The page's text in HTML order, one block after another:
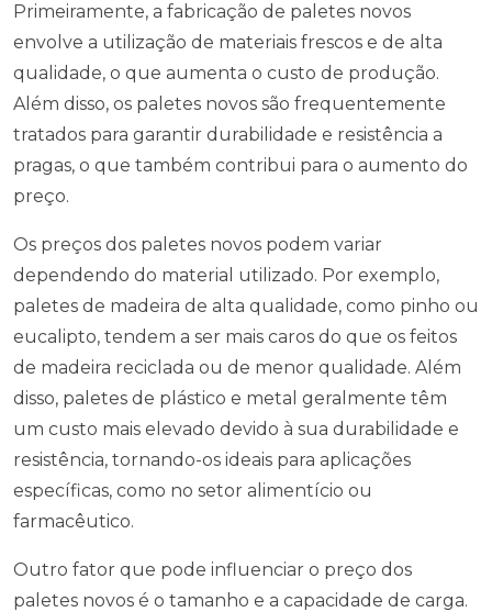
Primeiramente, a fabricação de paletes novos
envolve a utilização de materiais frescos e de alta
qualidade, o que aumenta o custo de produção.
Além disso, os paletes novos são frequentemente
tratados para garantir durabilidade e resistência a
pragas, o que também contribui para o aumento do
preço.
Os preços dos paletes novos podem variar
dependendo do material utilizado. Por exemplo,
paletes de madeira de alta qualidade, como pinho ou
eucalipto, tendem a ser mais caros do que os feitos
de madeira reciclada ou de menor qualidade. Além
disso, paletes de plástico e metal geralmente têm
um custo mais elevado devido à sua durabilidade e
resistência, tornando-os ideais para aplicações
específicas, como no setor alimentício ou
farmacêutico.
Outro fator que pode influenciar o preço dos
paletes novos é o tamanho e a capacidade de carga.